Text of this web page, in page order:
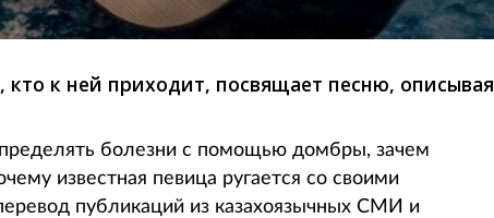
к ней приходит, посвящает песню, описывая
болезни с помощью домбры, зачем
известная певица ругается со своими
публикаций из казахоязычных СМИ и